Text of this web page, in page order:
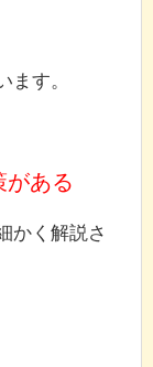
す。
がある
かく解説さ